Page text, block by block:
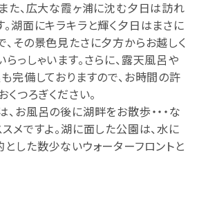
た、広大な霞ヶ浦に沈む夕日は訪れ
湖面にキラキラと輝く夕日はまさに
その景色見たさに夕方からお越しく
っしゃいます。さらに、露天風呂や
完備しておりますので、お時間の許
くつろぎください。
お風呂の後に湖畔をお散歩・・・な
メですよ。湖に面した公園は、水に
した数少ないウォーターフロントと